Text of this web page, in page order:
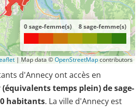
0 sage-femme(s) 8 sage-femme(s)
| Map data ©OpenStreetMapcontributors
d'Annecy ont accès en
(équivalents temps plein) de sage-
habitants. La ville d'Annecy est